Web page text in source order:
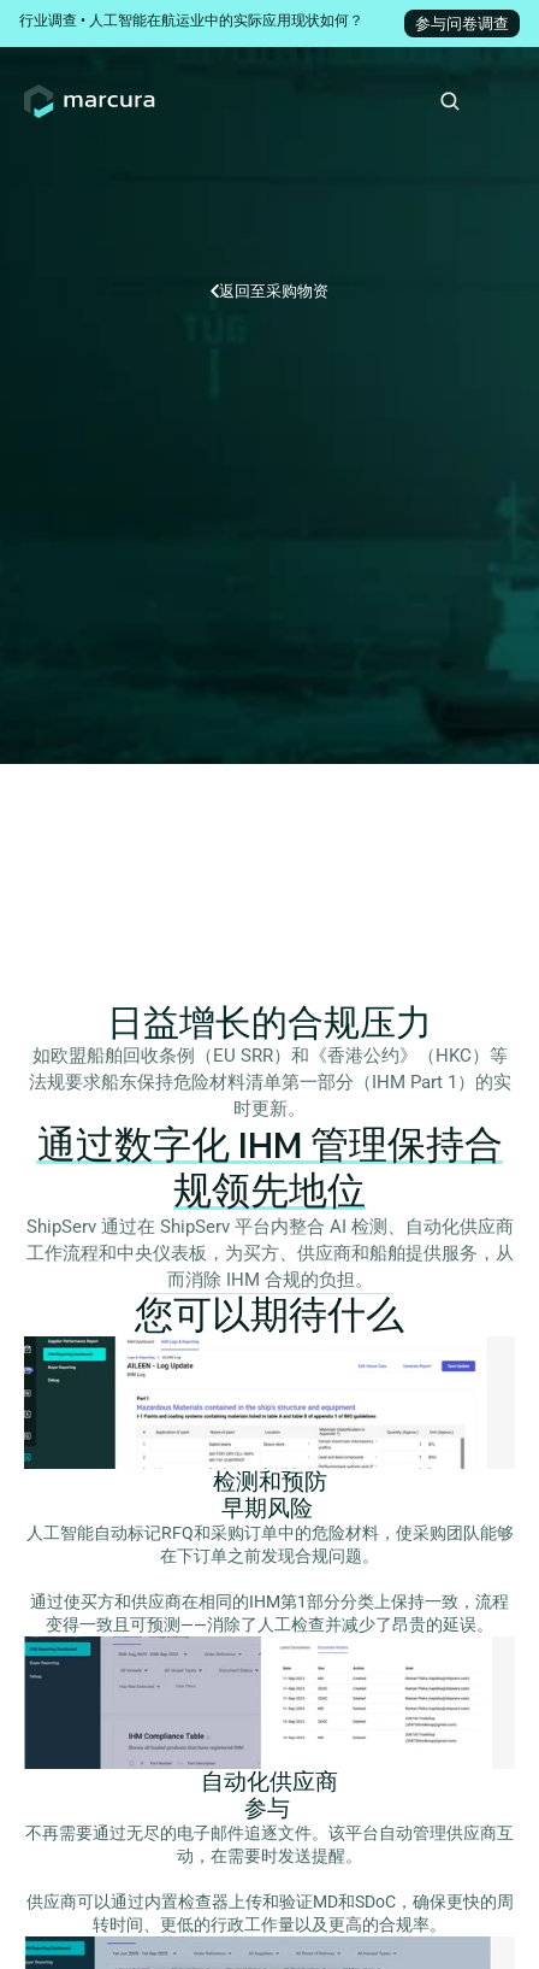
行业调查 • 人工智能在航运业中的实际应用现状如何？ 参与问卷调查
返回至采购物资
日益增长的合规压力
如欧盟船舶回收条例（EU SRR）和《香港公约》（HKC）等
法规要求船东保持危险材料清单第一部分（IHM Part 1）的实
时更新。
通过数字化 IHM 管理保持合
规领先地位
ShipServ 通过在 ShipServ 平台内整合 AI 检测、自动化供应商
工作流程和中央仪表板，为买方、供应商和船舶提供服务，从
而消除 IHM 合规的负担。
您可以期待什么
检测和预防
早期风险
人工智能自动标记RFQ和采购订单中的危险材料，使采购团队能够
在下订单之前发现合规问题。
通过使买方和供应商在相同的IHM第1部分分类上保持一致，流程
变得一致且可预测——消除了人工检查并减少了昂贵的延误。
自动化供应商
参与
不再需要通过无尽的电子邮件追逐文件。该平台自动管理供应商互
动，在需要时发送提醒。
供应商可以通过内置检查器上传和验证MD和SDoC，确保更快的周
转时间、更低的行政工作量以及更高的合规率。